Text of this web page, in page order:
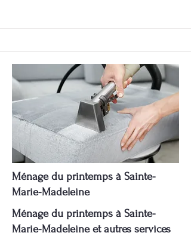
Ménage du printemps à Sainte-
Marie-Madeleine
Ménage du printemps à Sainte-
Marie-Madeleine et autres services